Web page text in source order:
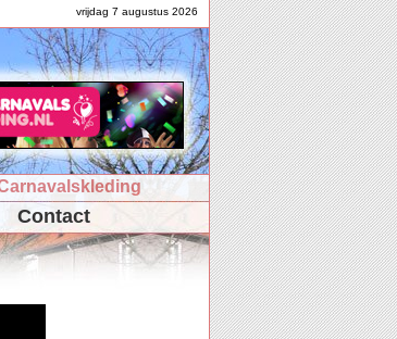
vrijdag 7 augustus 2026
Contact